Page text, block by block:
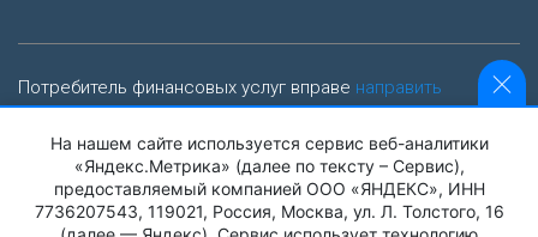
Потребитель финансовых услуг вправе направить
finombudsman.ru
Адрес: 119017, г. Москва, Старомонетный пер., дом 3
На нашем сайте используется сервис веб-аналитики
«Яндекс.Метрика» (далее по тексту – Сервис),
предоставляемый компанией ООО «ЯНДЕКС», ИНН
7736207543, 119021, Россия, Москва, ул. Л. Толстого, 16